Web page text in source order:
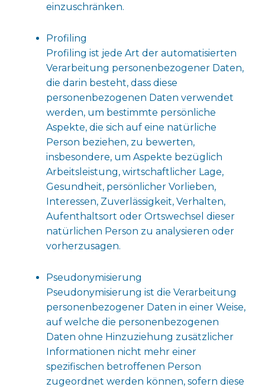
einzuschränken.
Profiling
Profiling ist jede Art der automatisierten
Verarbeitung personenbezogener Daten,
die darin besteht, dass diese
personenbezogenen Daten verwendet
werden, um bestimmte persönliche
Aspekte, die sich auf eine natürliche
Person beziehen, zu bewerten,
insbesondere, um Aspekte bezüglich
Arbeitsleistung, wirtschaftlicher Lage,
Gesundheit, persönlicher Vorlieben,
Interessen, Zuverlässigkeit, Verhalten,
Aufenthaltsort oder Ortswechsel dieser
natürlichen Person zu analysieren oder
vorherzusagen.
Pseudonymisierung
Pseudonymisierung ist die Verarbeitung
personenbezogener Daten in einer Weise,
auf welche die personenbezogenen
Daten ohne Hinzuziehung zusätzlicher
Informationen nicht mehr einer
spezifischen betroffenen Person
zugeordnet werden können, sofern diese